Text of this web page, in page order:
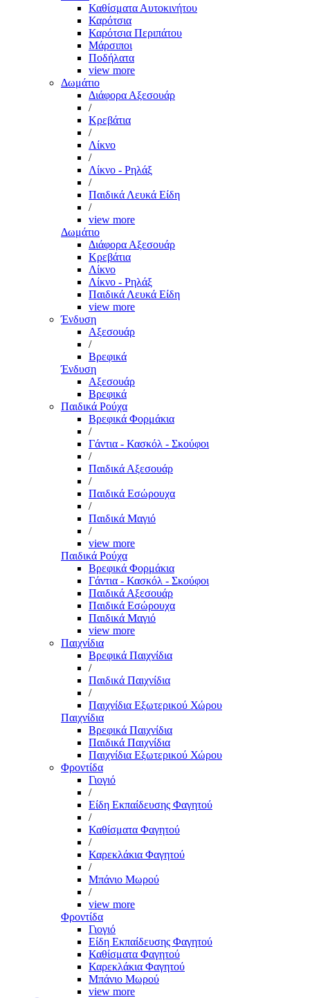
Καθίσματα Αυτοκινήτου
Καρότσια
Καρότσια Περιπάτου
Μάρσιποι
Ποδήλατα
view more
Δωμάτιο
Διάφορα Αξεσουάρ
/
Κρεβάτια
/
Λίκνο
/
Λίκνο - Ρηλάξ
/
Παιδικά Λευκά Είδη
/
view more
Δωμάτιο
Διάφορα Αξεσουάρ
Κρεβάτια
Λίκνο
Λίκνο - Ρηλάξ
Παιδικά Λευκά Είδη
view more
Ένδυση
Αξεσουάρ
/
Βρεφικά
Ένδυση
Αξεσουάρ
Βρεφικά
Παιδικά Ρούχα
Βρεφικά Φορμάκια
/
Γάντια - Κασκόλ - Σκούφοι
/
Παιδικά Αξεσουάρ
/
Παιδικά Εσώρουχα
/
Παιδικά Μαγιό
/
view more
Παιδικά Ρούχα
Βρεφικά Φορμάκια
Γάντια - Κασκόλ - Σκούφοι
Παιδικά Αξεσουάρ
Παιδικά Εσώρουχα
Παιδικά Μαγιό
view more
Παιχνίδια
Βρεφικά Παιχνίδια
/
Παιδικά Παιχνίδια
/
Παιχνίδια Εξωτερικού Χώρου
Παιχνίδια
Βρεφικά Παιχνίδια
Παιδικά Παιχνίδια
Παιχνίδια Εξωτερικού Χώρου
Φροντίδα
Γιογιό
/
Είδη Εκπαίδευσης Φαγητού
/
Καθίσματα Φαγητού
/
Καρεκλάκια Φαγητού
/
Μπάνιο Μωρού
/
view more
Φροντίδα
Γιογιό
Είδη Εκπαίδευσης Φαγητού
Καθίσματα Φαγητού
Καρεκλάκια Φαγητού
Μπάνιο Μωρού
view more